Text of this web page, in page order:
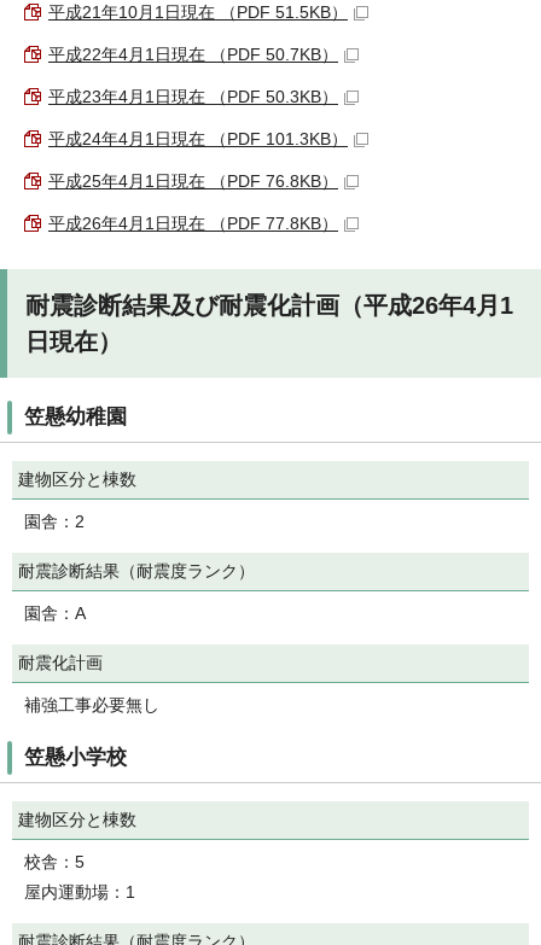
平成21年10月1日現在 （PDF 51.5KB）
平成22年4月1日現在 （PDF 50.7KB）
平成23年4月1日現在 （PDF 50.3KB）
平成24年4月1日現在 （PDF 101.3KB）
平成25年4月1日現在 （PDF 76.8KB）
平成26年4月1日現在 （PDF 77.8KB）
耐震診断結果及び耐震化計画（平成26年4月1
日現在）
笠懸幼稚園
建物区分と棟数
園舎：2
耐震診断結果（耐震度ランク）
園舎：A
耐震化計画
補強工事必要無し
笠懸小学校
建物区分と棟数
校舎：5
屋内運動場：1
耐震診断結果（耐震度ランク）